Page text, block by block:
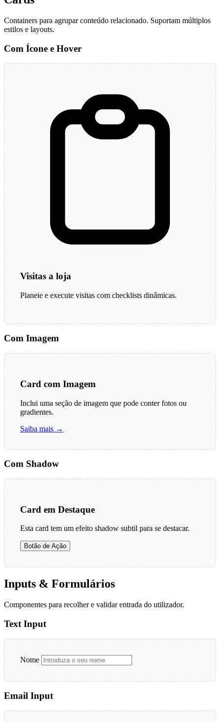
Containers para agrupar conteúdo relacionado. Suportam múltiplos
estilos e layouts.
Com Ícone e Hover
Visitas a loja
Planeie e execute visitas com checklists dinâmicas.
Com Imagem
Card com Imagem
Inclui uma seção de imagem que pode conter fotos ou
gradientes.
Saiba mais →
Com Shadow
Card em Destaque
Esta card tem um efeito shadow subtil para se destacar.
Botão de Ação
Inputs & Formulários
Componentes para recolher e validar entrada do utilizador.
Text Input
Nome
Email Input